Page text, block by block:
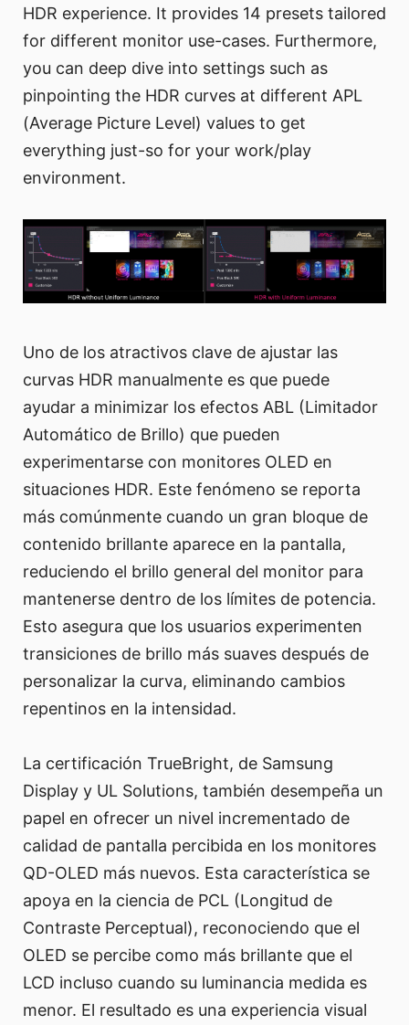
HDR experience. It provides 14 presets tailored
for different monitor use-cases. Furthermore,
you can deep dive into settings such as
pinpointing the HDR curves at different APL
(Average Picture Level) values to get
everything just-so for your work/play
environment.
Uno de los atractivos clave de ajustar las
curvas HDR manualmente es que puede
ayudar a minimizar los efectos ABL (Limitador
Automático de Brillo) que pueden
experimentarse con monitores OLED en
situaciones HDR. Este fenómeno se reporta
más comúnmente cuando un gran bloque de
contenido brillante aparece en la pantalla,
reduciendo el brillo general del monitor para
mantenerse dentro de los límites de potencia.
Esto asegura que los usuarios experimenten
transiciones de brillo más suaves después de
personalizar la curva, eliminando cambios
repentinos en la intensidad.
La certificación TrueBright, de Samsung
Display y UL Solutions, también desempeña un
papel en ofrecer un nivel incrementado de
calidad de pantalla percibida en los monitores
QD-OLED más nuevos. Esta característica se
apoya en la ciencia de PCL (Longitud de
Contraste Perceptual), reconociendo que el
OLED se percibe como más brillante que el
LCD incluso cuando su luminancia medida es
menor. El resultado es una experiencia visual